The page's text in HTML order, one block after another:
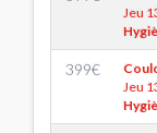
Jeu
399€
Jeu